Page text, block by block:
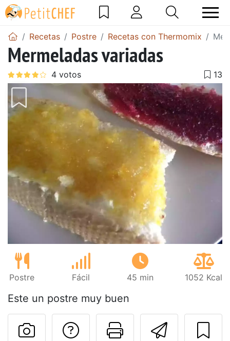
Recetas Postre Recetas con Thermomix
Mermeladas variadas
Postre Fácil 45 min 1052 Kcal
Este un postre muy buen
Imprimir
Preguntar al autor